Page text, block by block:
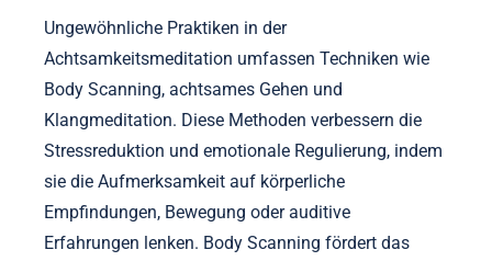
Ungewöhnliche Praktiken in der
Achtsamkeitsmeditation umfassen Techniken wie
Body Scanning, achtsames Gehen und
Klangmeditation. Diese Methoden verbessern die
Stressreduktion und emotionale Regulierung, indem
sie die Aufmerksamkeit auf körperliche
Empfindungen, Bewegung oder auditive
Erfahrungen lenken. Body Scanning fördert das